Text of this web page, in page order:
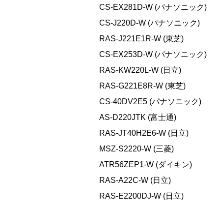
CS-EX281D-W (パナソニック)
CS-J220D-W (パナソニック)
RAS-J221E1R-W (東芝)
CS-EX253D-W (パナソニック)
RAS-KW220L-W (日立)
RAS-G221E8R-W (東芝)
CS-40DV2E5 (パナソニック)
AS-D220JTK (富士通)
RAS-JT40H2E6-W (日立)
MSZ-S2220-W (三菱)
ATR56ZEP1-W (ダイキン)
RAS-A22C-W (日立)
RAS-E2200DJ-W (日立)